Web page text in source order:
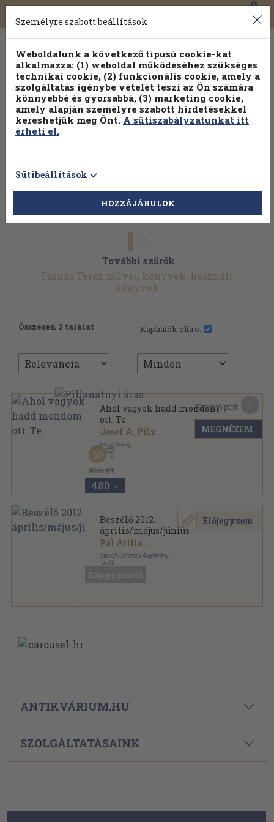
Toggle
navigation
0
További szűrők
Farkas Teréz művei, könyvek, használt
könyvek
Összesen 2 találat Kaphatók előre:
Ahol vagyok hadd mondom
ott: Te
Josef A. Pilz
Prugg Verlag
, 1973
Ragasztott papírkötés
960 Ft
50
480 ,-Ft
Kapható pont:
MEGNÉZEM
Beszélő 2012.
április/május/június
Pál Attila ...
Stencil Kulturális Alapítvány
2012
Előjegyzem
ANTIKVÁRIUM.HU
SZOLGÁLTATÁSAINK
Személyre szabott beállítások
Weboldalunk a következő típusú cookie-kat
alkalmazza: (1) weboldal működéséhez szükséges
technikai cookie, (2) funkcionális cookie, amely a
szolgáltatás igénybe vételét teszi az Ön számára
könnyebbé és gyorsabbá, (3) marketing cookie,
amely alapján személyre szabott hirdetésekkel
kereshetjük meg Önt. A sütiszabályzatunkat itt
érheti el.
Sütibeállítások
HOZZÁJÁRULOK